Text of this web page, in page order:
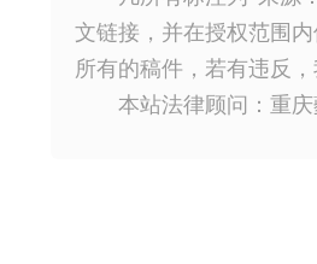
文链接，并在授权范围
所有的稿件，若有违反
本站法律顾问：重庆